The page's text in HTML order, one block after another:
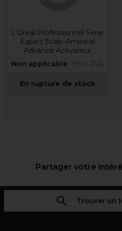
L’Oréal Professionnel Serie
Expert Scalp-Aminexil
Advance Activateur
Non applicable
Hors TVA
En rupture de stock
Partager votre
Trouver un